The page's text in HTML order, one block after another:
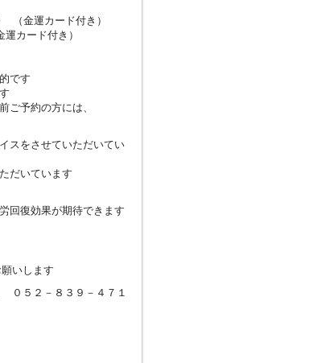
カード付き）
カード付き）
です
ご予約の方には、
スをさせていただいてい
だいています
回復効果が期待できます
いします
５２－８３９－４７１